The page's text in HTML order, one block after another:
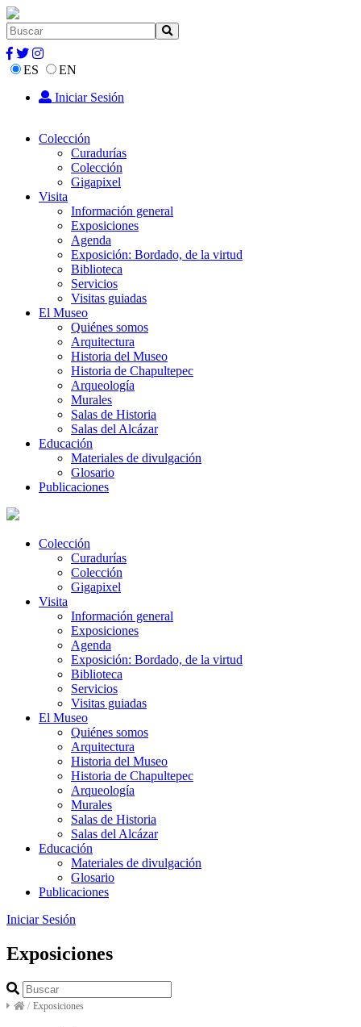
ES
EN
Iniciar Sesión
Colección
Curadurías
Colección
Gigapixel
Visita
Información general
Exposiciones
Agenda
Exposición: Bordado, de la virtud
Biblioteca
Servicios
Visitas guiadas
El Museo
Quiénes somos
Arquitectura
Historia del Museo
Historia de Chapultepec
Arqueología
Murales
Salas de Historia
Salas del Alcázar
Educación
Materiales de divulgación
Glosario
Publicaciones
Colección
Curadurías
Colección
Gigapixel
Visita
Información general
Exposiciones
Agenda
Exposición: Bordado, de la virtud
Biblioteca
Servicios
Visitas guiadas
El Museo
Quiénes somos
Arquitectura
Historia del Museo
Historia de Chapultepec
Arqueología
Murales
Salas de Historia
Salas del Alcázar
Educación
Materiales de divulgación
Glosario
Publicaciones
Iniciar Sesión
Exposiciones
/ Exposiciones